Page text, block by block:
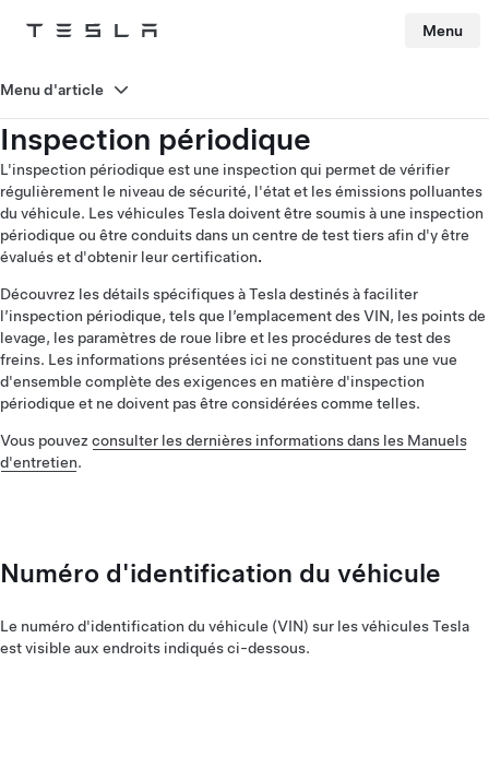
Tesla Menu
Inspection périodique
L'inspection périodique est une inspection qui permet de vérifier
régulièrement le niveau de sécurité, l'état et les émissions polluantes
du véhicule. Les véhicules Tesla doivent être soumis à une inspection
périodique ou être conduits dans un centre de test tiers afin d'y être
évalués et d'obtenir leur certification.
Découvrez les détails spécifiques à Tesla destinés à faciliter
l’inspection périodique, tels que l’emplacement des VIN, les points de
levage, les paramètres de roue libre et les procédures de test des
freins. Les informations présentées ici ne constituent pas une vue
d'ensemble complète des exigences en matière d'inspection
périodique et ne doivent pas être considérées comme telles.
Vous pouvez consulter les dernières informations dans les Manuels
d'entretien.
Numéro d'identification du véhicule
Le numéro d'identification du véhicule (VIN) sur les véhicules Tesla
est visible aux endroits indiqués ci-dessous.
Menu d'article